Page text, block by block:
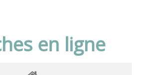
en ligne